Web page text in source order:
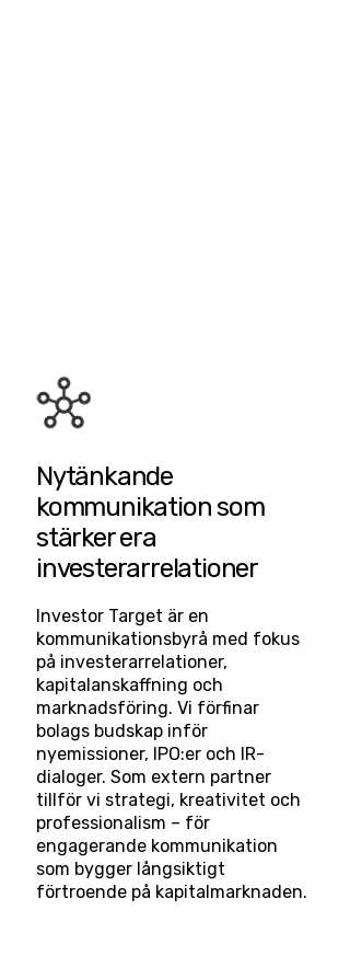
​Nytänkande
kommunikation som
stärker era
investerarrelationer
Investor Target är en
kommunikationsbyrå med fokus
på investerarrelationer,
kapitalanskaffning och
marknadsföring. Vi förfinar
bolags budskap inför
nyemissioner, IPO:er och IR-
dialoger. Som extern partner
tillför vi strategi, kreativitet och
professionalism – för
engagerande kommunikation
som bygger långsiktigt
förtroende på kapitalmarknaden.